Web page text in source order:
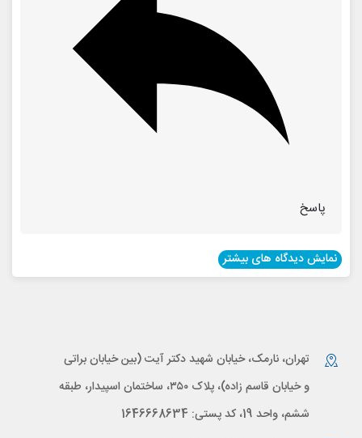
پاسخ
نمایش دیدگاه های بیشتر
تهران، نارمک، خیابان شهید دکتر آیت (بین خیابان براتی
و خیابان قاسم زاده)، پلاک ۳۵۰، ساختمان اسپیدار، طبقه
ششم، واحد 19، کد پستی: 1646668634